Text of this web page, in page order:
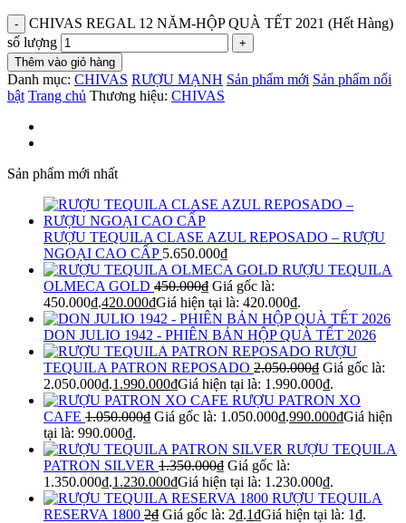
CHIVAS REGAL 12 NĂM-HỘP QUÀ TẾT 2021 (Hết Hàng)
số lượng
Thêm vào giỏ hàng
Danh mục: CHIVAS RƯỢU MẠNH Sản phẩm mới Sản phẩm nổi
bật Trang chủ Thương hiệu: CHIVAS
Sản phẩm mới nhất
RƯỢU TEQUILA CLASE AZUL REPOSADO – RƯỢU
NGOẠI CAO CẤP 5.650.000₫
RƯỢU TEQUILA
OLMECA GOLD 450.000₫ Giá gốc là:
450.000₫.420.000₫Giá hiện tại là: 420.000₫.
DON JULIO 1942 - PHIÊN BẢN HỘP QUÀ TẾT 2026
RƯỢU
TEQUILA PATRON REPOSADO 2.050.000₫ Giá gốc là:
2.050.000₫.1.990.000₫Giá hiện tại là: 1.990.000₫.
RƯỢU PATRON XO
CAFE 1.050.000₫ Giá gốc là: 1.050.000₫.990.000₫Giá hiện
tại là: 990.000₫.
RƯỢU TEQUILA
PATRON SILVER 1.350.000₫ Giá gốc là:
1.350.000₫.1.230.000₫Giá hiện tại là: 1.230.000₫.
RƯỢU TEQUILA
RESERVA 1800 2₫ Giá gốc là: 2₫.1₫Giá hiện tại là: 1₫.